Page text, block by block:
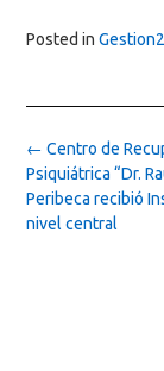
Posted in
Post
navigation
← Centro de
Psiquiátrica “Dr.
Peribeca recibió
nivel central